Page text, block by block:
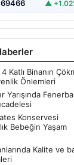
▲
Katlı Binanın
Önlemleri
Yarışında
Konservesi
Bebeğin Yaşam
Kalite ve